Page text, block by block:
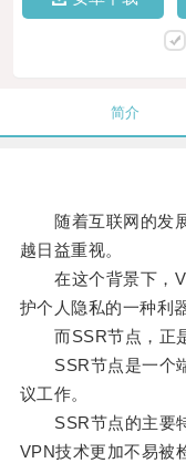
简介
随着互联网的发展
越日益重视。
在这个背景下，
护个人隐私的一种利器
而SSR节点，正是
SSR节点是一个端
议工作。
SSR节点的主要特
VPN技术更加不易被